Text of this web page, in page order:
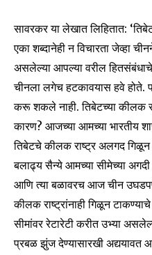
सावरकर या लेखात लिहितात:
एका शब्दानेही न विचारता जेव्हा
असलेल्या आपल्या वरील
चीनला लगेच हटकावयास हवे
करू शकले नाही. तिबेटच्या कीलक
कारण? आजच्या आमच्या भारतीय
तिबेटचे कीलक राष्ट्र अलगद
बलाढ्य सैन्ये आमच्या सीमेच्या
आणि त्या बळावरच आज चीन उघडपणे
कीलक राष्ट्रांनाही गिळून
सीमांवर रेटारेटी करीत उभ्या
प्रबळ झुंज देण्यासारखी अद्ययावत